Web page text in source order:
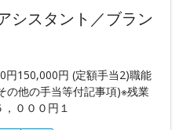
シスタント／ブラン
円150,000円 (定額手当2)職能
の他の手当等付記事項)※残業
０００円１